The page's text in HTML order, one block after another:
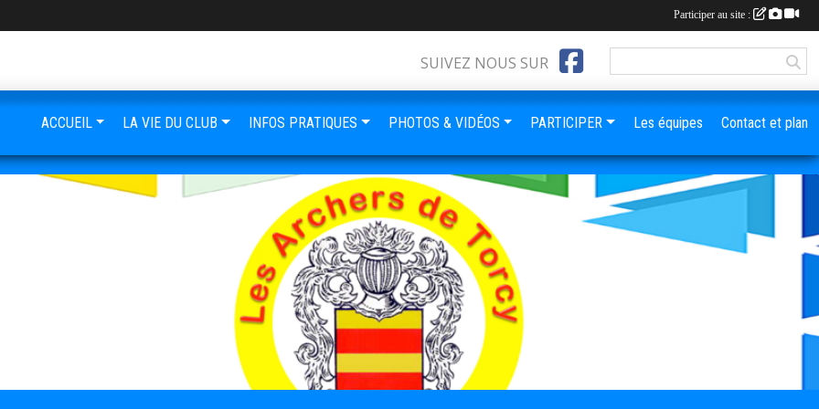
SUIVEZ NOUS SUR
ACCUEIL LA VIE DU CLUB INFOS PRATIQUES PHOTOS & VIDÉOS PARTICIPER Les équipes Contact et plan
Participer au site :